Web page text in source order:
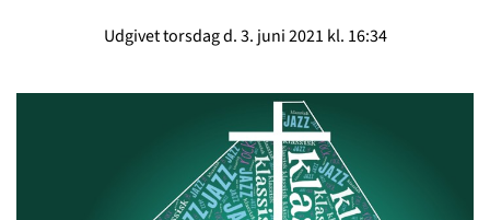
Udgivet torsdag d. 3. juni 2021 kl. 16:34